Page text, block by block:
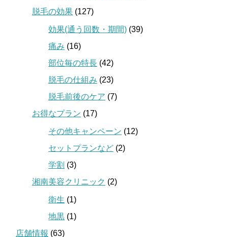
脱毛の効果 (127)
効果(通う回数・期間) (39)
痛み (16)
部位毎の特長 (42)
脱毛の仕組み (23)
脱毛前後のケア (7)
お得なプラン (17)
その他キャンペーン (12)
セットプランなど (2)
学割 (3)
湘南美容クリニック (2)
衛生 (1)
地黒 (1)
店舗情報 (63)